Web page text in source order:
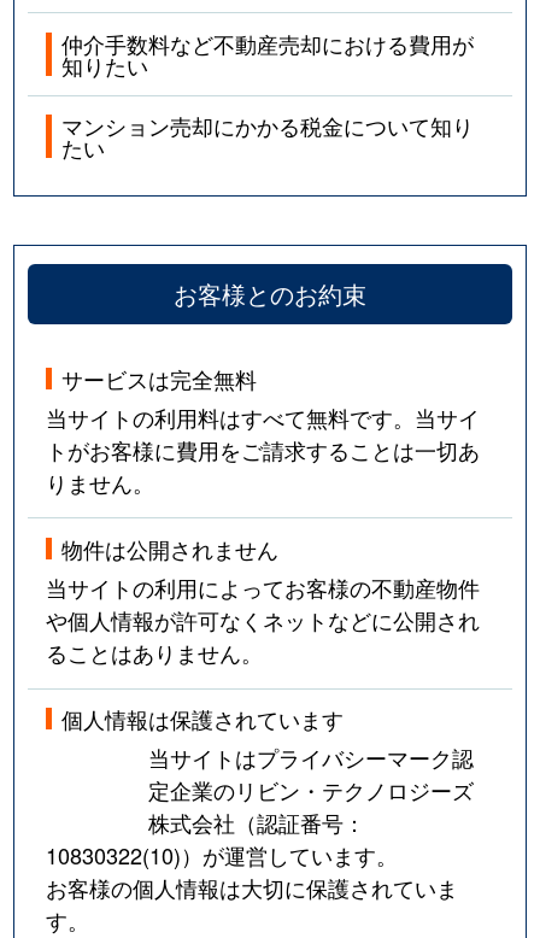
仲介手数料など不動産売却における費用が
知りたい
マンション売却にかかる税金について知り
たい
お客様とのお約束
サービスは完全無料
当サイトの利用料はすべて無料です。当サイ
トがお客様に費用をご請求することは一切あ
りません。
物件は公開されません
当サイトの利用によってお客様の不動産物件
や個人情報が許可なくネットなどに公開され
ることはありません。
個人情報は保護されています
当サイトはプライバシーマーク認
定企業のリビン・テクノロジーズ
株式会社（認証番号：
10830322(10)）が運営しています。
お客様の個人情報は大切に保護されていま
す。